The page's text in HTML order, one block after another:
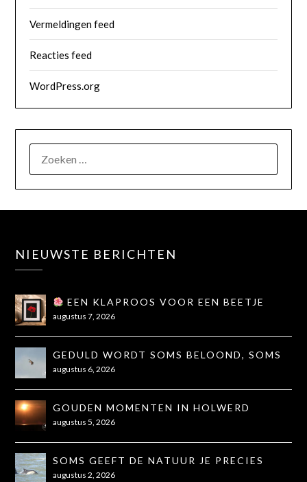
Vermeldingen feed
Reacties feed
WordPress.org
NIEUWSTE BERICHTEN
EEN KLAPROOS VOOR EEN BEETJE
TROOST
augustus 7, 2026
GEDULD WORDT SOMS BELOOND, SOMS
OOK NIET...
augustus 6, 2026
GOUDEN MOMENTEN IN HOLWERD
augustus 5, 2026
SOMS GEEFT DE NATUUR JE PRECIES
WAT JE NODIG HEBT
augustus 2, 2026